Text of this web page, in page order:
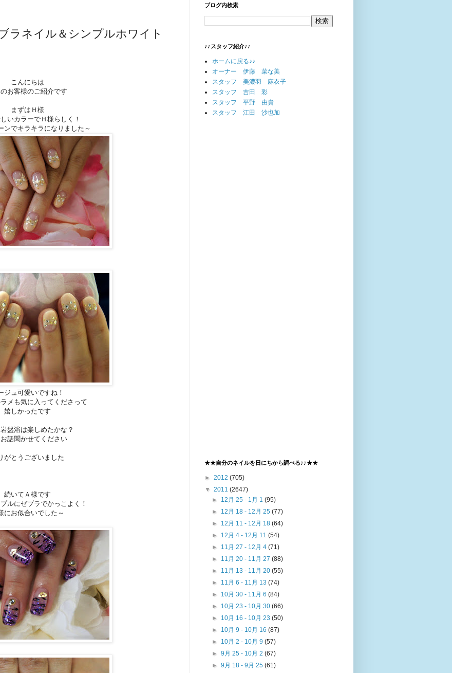
ラネイル＆シンプルホワイト
こんにちは
お客様のご紹介です
まずはＨ様
いカラーでＨ様らしく！
ンでキラキラになりました～
ジュ可愛いですね！
メも気に入ってくださって
嬉しかったです
盤浴は楽しめたかな？
お話聞かせてください
がとうございました
続いてＡ様です
ルにゼブラでかっこよく！
にお似合いでした～
ブログ内検索
♪♪スタッフ紹介♪♪
ホームに戻る♪♪
オーナー 伊藤 菜な美
スタッフ 美濃羽 麻衣子
スタッフ 吉田 彩
スタッフ 平野 由貴
スタッフ 江田 沙也加
★★自分のネイルを日にちから調べる♪♪★★
► 2012 (705)
▼ 2011 (2647)
► 12月 25 - 1月 1(95)
► 12月 18 - 12月 25(77)
► 12月 11 - 12月 18(64)
► 12月 4 - 12月 11(54)
► 11月 27 - 12月 4(71)
► 11月 20 - 11月 27(88)
► 11月 13 - 11月 20(55)
► 11月 6 - 11月 13(74)
► 10月 30 - 11月 6(84)
► 10月 23 - 10月 30(66)
► 10月 16 - 10月 23(50)
► 10月 9 - 10月 16(87)
► 10月 2 - 10月 9(57)
►9月 25 - 10月 2(67)
►9月 18 - 9月 25(61)